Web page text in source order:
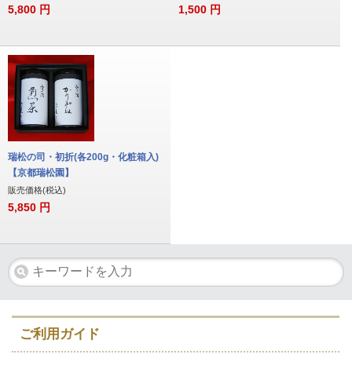
5,800 円 1,500 円
瑞松の司・初折(各200g・化粧箱入)
【京都瑞松園】
販売価格(税込)
5,850 円
ご利用ガイド